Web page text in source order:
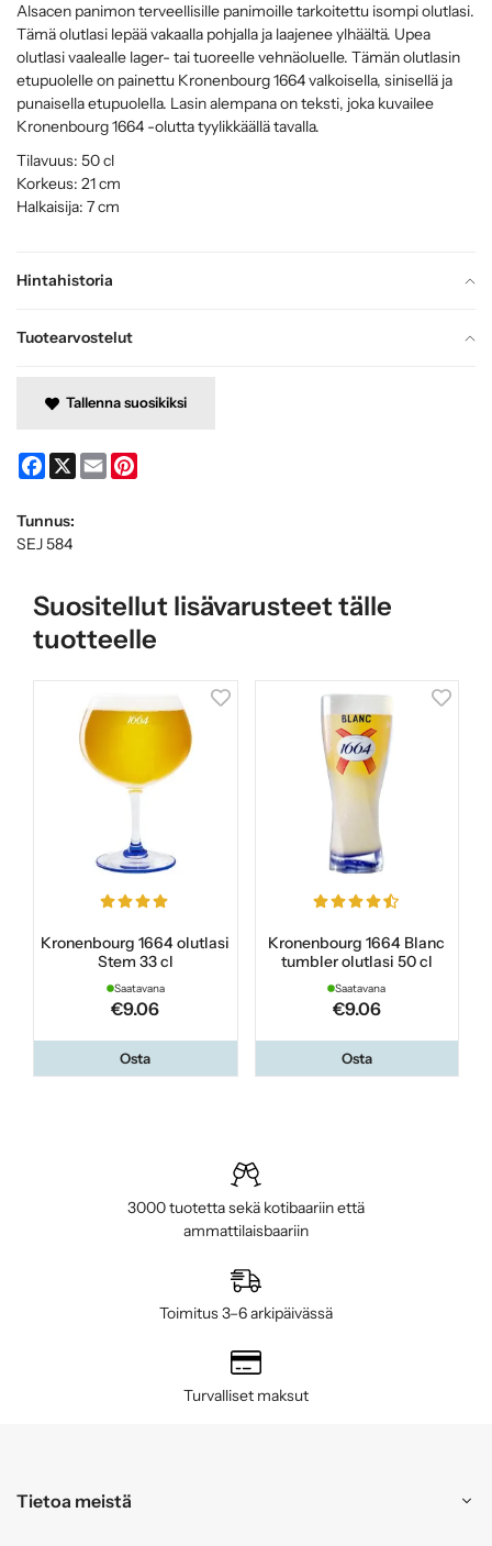
Hintahistoria
Tuotearvostelut
Alsacen panimon terveellisille panimoille tarkoitettu isompi olutlasi.
Tämä olutlasi lepää vakaalla pohjalla ja laajenee ylhäältä. Upea
olutlasi vaalealle lager- tai tuoreelle vehnäoluelle. Tämän olutlasin
etupuolelle on painettu Kronenbourg 1664 valkoisella, sinisellä ja
punaisella etupuolella. Lasin alempana on teksti, joka kuvailee
Kronenbourg 1664 -olutta tyylikkäällä tavalla.
Tilavuus: 50 cl
Korkeus: 21 cm
Halkaisija: 7 cm
Tallenna suosikiksi
Facebook
X Email
Tunnus:
SEJ 584
Suositellut lisävarusteet tälle
tuotteelle
Kronenbourg 1664 olutlasi
Stem 33 cl
Saatavana
€9.06
Osta
Kronenbourg 1664 Blanc
tumbler olutlasi 50 cl
Saatavana
€9.06
Osta
3000 tuotetta sekä kotibaariin että
ammattilaisbaariin
Toimitus 3–6 arkipäivässä
Turvalliset maksut
Tietoa meistä